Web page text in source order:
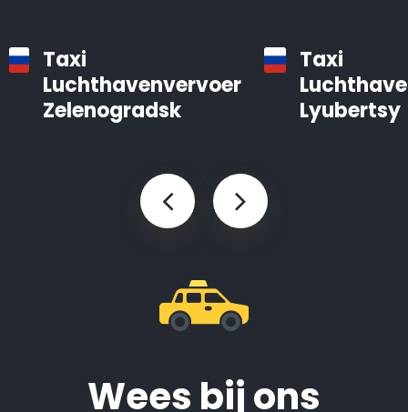
Taxi
Luchthavenvervoer
Zelenogradsk
Taxi
Lyubertsy
Wees bij ons